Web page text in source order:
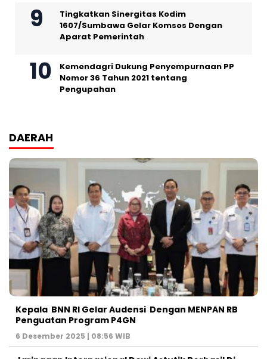
Tingkatkan Sinergitas Kodim
1607/Sumbawa Gelar Komsos Dengan
Aparat Pemerintah
Kemendagri Dukung Penyempurnaan PP
Nomor 36 Tahun 2021 tentang
Pengupahan
DAERAH
Kepala BNN RI Gelar Audensi Dengan MENPAN RB
Penguatan Program P4GN
6 Desember 2025 | 08:56 WIB